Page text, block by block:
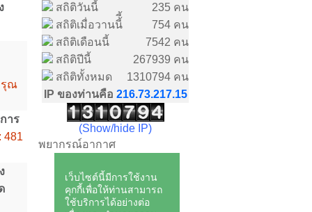
รุณ
าร
481
สถิติวันนี้
235 คน
สถิติเมื่อวานนี้ี้
754 คน
สถิติเดือนนี้
7542 คน
สถิติปีนี้
267939 คน
สถิติทั้งหมด
1310794 คน
IP ของท่านคือ 216.73.217.15
(Show/hide IP)
พยากรณ์อากาศ